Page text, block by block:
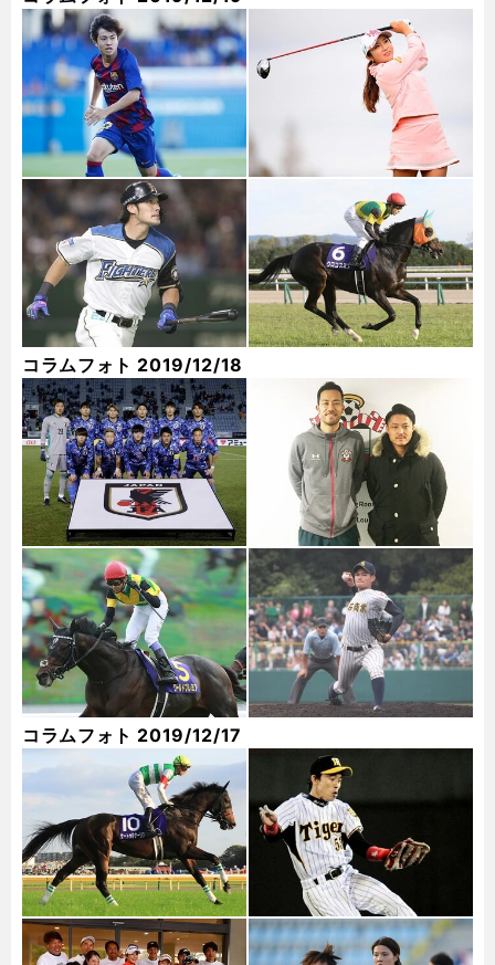
コラムフォト 2019/12/18
コラムフォト 2019/12/17